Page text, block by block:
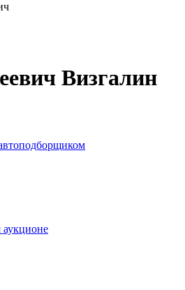
Визгалин
аукционе